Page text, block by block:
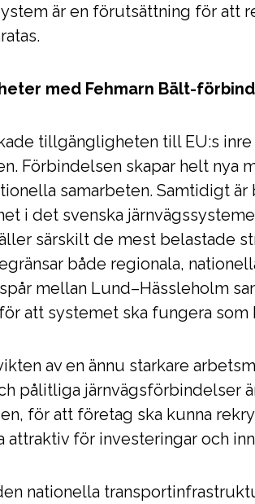
är en förutsättning för att
med Fehmarn Bält-
tillgängligheten till EU:s
Förbindelsen skapar helt nya
samarbeten. Samtidigt
i det svenska
särskilt de mest belastade
både regionala,
mellan Lund–Hässleholm
att systemet ska fungera som
av en ännu starkare
pålitliga järnvägsförbindelser
för att företag ska kunna
attraktiv för investeringar och
nationella